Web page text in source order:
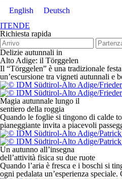
English
Deutsch
ITENDE
Richiesta rapida
Delizie autunnali in
Alto Adige: il Törggelen
Il “Törggelen” è una tradizionale
un’escursione tra vigneti autunnali e
Magia autunnale lungo il
sentiero della roggia
Quando le foglie si tingono di calde
pianeggiante invita a piacevoli
Un autunno all’insegna
dell’attività fisica su due ruote
Quando l’aria è fresca e i boschi si
ogni pedalata un’esperienza